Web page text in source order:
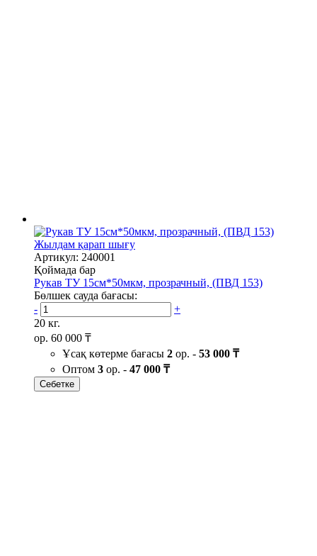
Жылдам қарап шығу
Артикул: 240001
Қоймада бар
Рукав ТУ 15см*50мкм, прозрачный, (ПВД 153)
Бөлшек сауда бағасы:
-
+
20 кг.
ор. 60 000 ₸
Ұсақ көтерме бағасы 2 ор. - 53 000 ₸
Оптом 3 ор. - 47 000 ₸
Себетке